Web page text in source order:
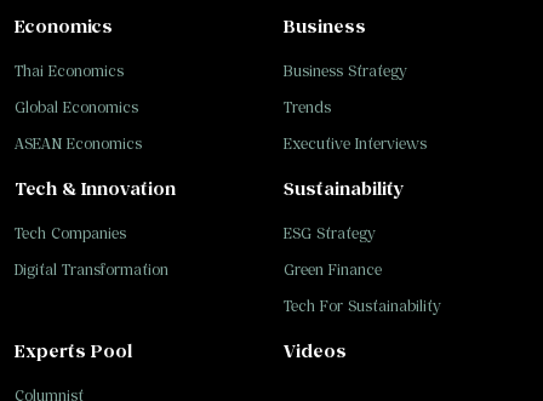
Business
Business Strategy
Trends
Executive Interviews
Tech & Innovation
Tech Companies
Digital Transformation
Sustainability
ESG Strategy
Green Finance
Tech For Sustainability
Economics
Thai Economics
Global Economics
ASEAN Economics
Experts Pool
Columnist
Videos